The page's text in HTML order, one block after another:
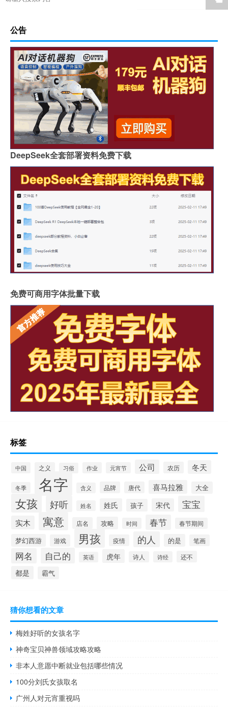
公告
DeepSeek全套部署资料免费下载
免费可商用字体批量下载
标签
中国 之义 习俗 作业 元宵节 公司 农历 冬天
冬季 名字 含义 品牌 唐代 喜马拉雅 大全
女孩 好听 姓名 姓氏 孩子 宋代 宝宝
实木 寓意 店名 攻略 时间 春节 春节期间
梦幻西游 游戏 男孩 疫情 的人 的是 笔画
网名 自己的 英语 虎年 诗人 诗经 还不
都是 霸气
猜你想看的文章
梅姓好听的女孩名字
神奇宝贝神兽领域攻略攻略
非本人意愿中断就业包括哪些情况
100分刘氏女孩取名
广州人对元宵重视吗